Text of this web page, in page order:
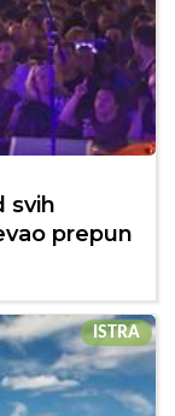
svih
prepun
ISTRA